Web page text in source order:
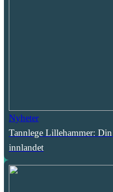
Nyheter
Tannlege Lillehammer:
innlandet